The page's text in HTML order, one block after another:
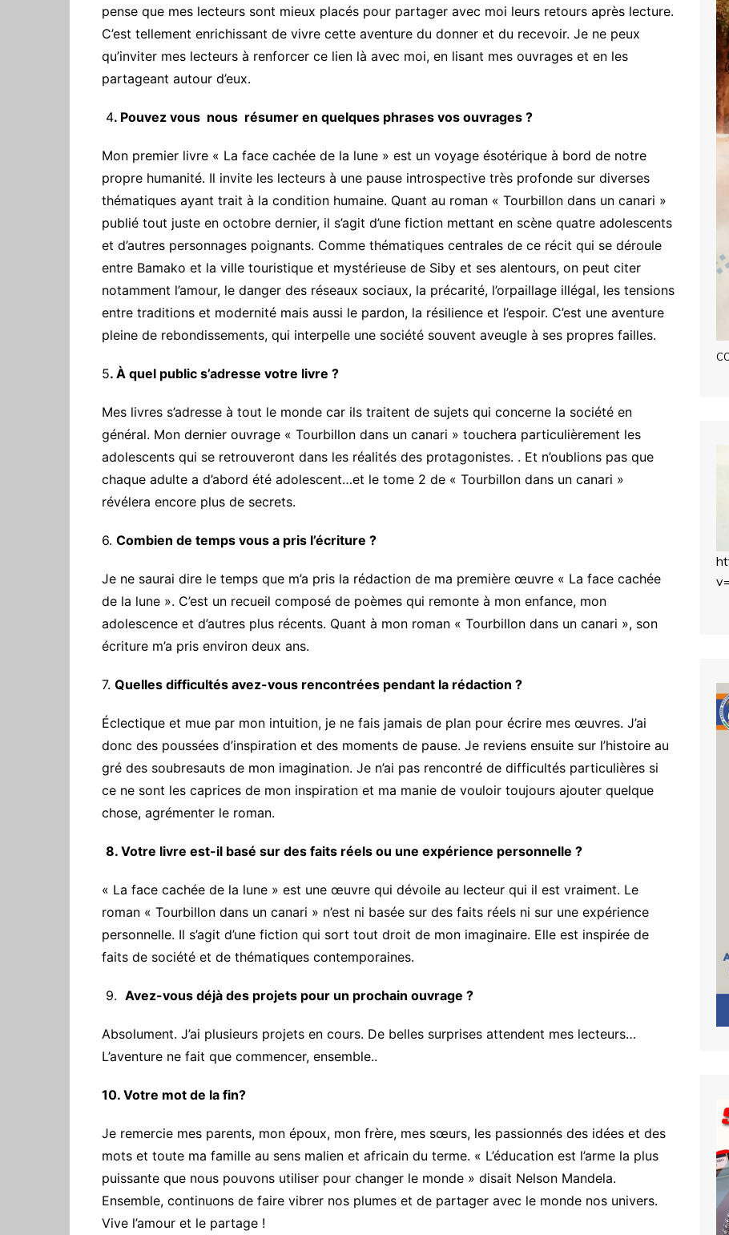
pense que mes lecteurs sont mieux placés pour partager avec moi leurs retours après lecture.
C’est tellement enrichissant de vivre cette aventure du donner et du recevoir. Je ne peux
qu’inviter mes lecteurs à renforcer ce lien là avec moi, en lisant mes ouvrages et en les
partageant autour d’eux.
‎ 4. Pouvez vous nous résumer en quelques phrases vos ouvrages ?
‎Mon premier livre « La face cachée de la lune » est un voyage ésotérique à bord de notre
propre humanité. Il invite les lecteurs à une pause introspective très profonde sur diverses
thématiques ayant trait à la condition humaine. Quant au roman « Tourbillon dans un canari »
publié tout juste en octobre dernier, il s’agit d’une fiction mettant en scène quatre adolescents
et d’autres personnages poignants. Comme thématiques centrales de ce récit qui se déroule
entre Bamako et la ville touristique et mystérieuse de Siby et ses alentours, on peut citer
notamment l’amour, le danger des réseaux sociaux, la précarité, l’orpaillage illégal, les tensions
entre traditions et modernité mais aussi le pardon, la résilience et l’espoir. C’est une aventure
pleine de rebondissements, qui interpelle une société souvent aveugle à ses propres failles.
5. À quel public s’adresse votre livre ?
Mes livres s’adresse à tout le monde car ils traitent de sujets qui concerne la société en
général. Mon dernier ouvrage « Tourbillon dans un canari » touchera particulièrement les
adolescents qui se retrouveront dans les réalités des protagonistes. . Et n’oublions pas que
chaque adulte a d’abord été adolescent…et le tome 2 de « Tourbillon dans un canari »
révélera encore plus de secrets.
‎6. Combien de temps vous a pris l’écriture ?
‎Je ne saurai dire le temps que m’a pris la rédaction de ma première œuvre « La face cachée
de la lune ». C’est un recueil composé de poèmes qui remonte à mon enfance, mon
adolescence et d’autres plus récents. Quant à mon roman « Tourbillon dans un canari », son
écriture m’a pris environ deux ans.
7. Quelles difficultés avez-vous rencontrées pendant la rédaction ?
Éclectique et mue par mon intuition, je ne fais jamais de plan pour écrire mes œuvres. J’ai
donc des poussées d’inspiration et des moments de pause. Je reviens ensuite sur l’histoire au
gré des soubresauts de mon imagination. Je n’ai pas rencontré de difficultés particulières si
ce ne sont les caprices de mon inspiration et ma manie de vouloir toujours ajouter quelque
chose, agrémenter le roman.
8. Votre livre est-il basé sur des faits réels ou une expérience personnelle ?
« La face cachée de la lune » est une œuvre qui dévoile au lecteur qui il est vraiment. Le
roman « Tourbillon dans un canari » n’est ni basée sur des faits réels ni sur une expérience
personnelle. Il s’agit d’une fiction qui sort tout droit de mon imaginaire. Elle est inspirée de
faits de société et de thématiques contemporaines.
9. Avez-vous déjà des projets pour un prochain ouvrage ?
‎Absolument. J’ai plusieurs projets en cours. De belles surprises attendent mes lecteurs…
L’aventure ne fait que commencer, ensemble..
10. Votre mot de la fin?
Je remercie mes parents, mon époux, mon frère, mes sœurs, les passionnés des idées et des
mots et toute ma famille au sens malien et africain du terme. « L’éducation est l’arme la plus
puissante que nous pouvons utiliser pour changer le monde » disait Nelson Mandela.
Ensemble, continuons de faire vibrer nos plumes et de partager avec le monde nos univers.
Vive l’amour et le partage !